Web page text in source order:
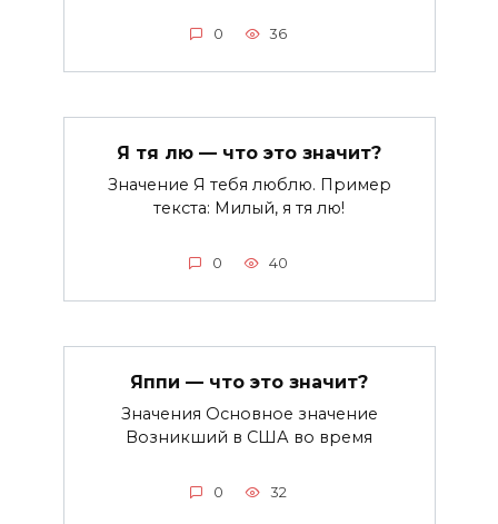
0 36
Я тя лю — что это значит?
Значение Я тебя люблю. Пример
текста: Милый, я тя лю!
0 40
Яппи — что это значит?
Значения Основное значение
Возникший в США во время
0 32